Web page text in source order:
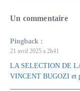
Un commentaire
Pingback :
21 avril 2025 a 2h41
LA SELECTION DE
VINCENT BUGOZI et